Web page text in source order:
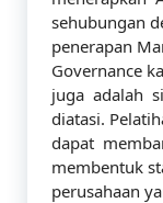
sehubungan
penerapan
Governance
juga adalah
diatasi.
dapat
membentuk
perusahaan